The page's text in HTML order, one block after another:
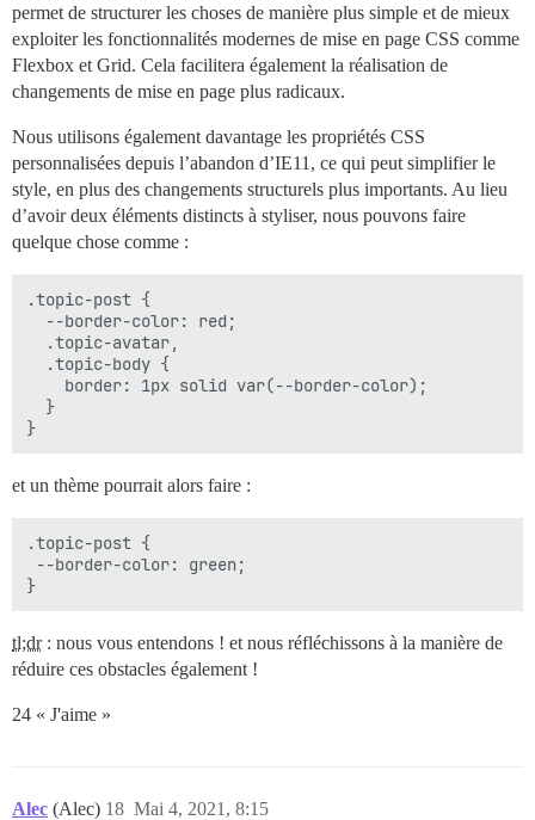
permet de structurer les choses de manière plus simple et de mieux
exploiter les fonctionnalités modernes de mise en page CSS comme
Flexbox et Grid. Cela facilitera également la réalisation de
changements de mise en page plus radicaux.
Nous utilisons également davantage les propriétés CSS
personnalisées depuis l’abandon d’IE11, ce qui peut simplifier le
style, en plus des changements structurels plus importants. Au lieu
d’avoir deux éléments distincts à styliser, nous pouvons faire
quelque chose comme :
.topic-post {
  --border-color: red;
  .topic-avatar,
  .topic-body {
    border: 1px solid var(--border-color);
  }
et un thème pourrait alors faire :
.topic-post {
--border-color: green;
tl;dr: nous vous entendons ! et nous réfléchissons à la manière de
réduire ces obstacles également !
24 « J'aime »
Alec (Alec) Mai 4, 2021, 8:15
18